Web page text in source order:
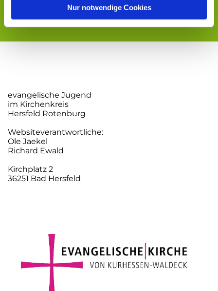
Nur notwendige Cookies
evangelische Jugend
im Kirchenkreis
Hersfeld Rotenburg
Websiteverantwortliche:
Ole Jaekel
Richard Ewald
Kirchplatz 2
36251 Bad Hersfeld